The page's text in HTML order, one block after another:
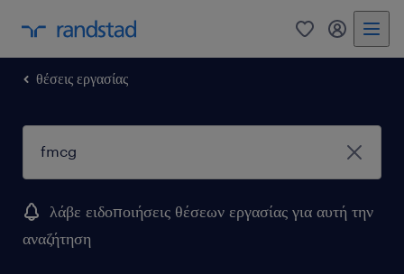
0 my
θέσεις εργασίας
λάβε ειδοποιήσεις θέσεων εργασίας για αυτή την
αναζήτηση